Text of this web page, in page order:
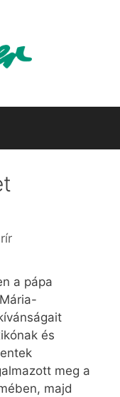
a pápa
és
meg a
majd